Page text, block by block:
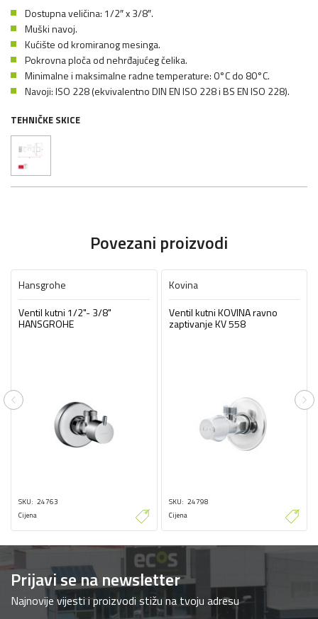
Dostupna veličina: 1/2″ x 3/8″.
Muški navoj.
Kućište od kromiranog mesinga.
Pokrovna ploča od nehrđajućeg čelika.
Minimalne i maksimalne radne temperature: 0°C do 80°C.
Navoji: ISO 228 (ekvivalentno DIN EN ISO 228 i BS EN ISO 228).
TEHNIČKE SKICE
Povezani proizvodi
Hansgrohe
Ventil kutni 1/2"- 3/8"
HANSGROHE
SKU 24763
Cijena
Kovina
Ventil kutni KOVINA ravno
zaptivanje KV 558
SKU 24798
Cijena
Previous
Prijavi se na newsletter
Najnovije vijesti i proizvodi stižu na tvoju adresu